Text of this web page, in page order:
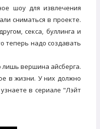
шоу для извлечения
сниматься в проекте.
секса, буллинга и
теперь надо создавать
лишь вершина айсберга.
в жизни. У них должно
в сериале "Лэйт